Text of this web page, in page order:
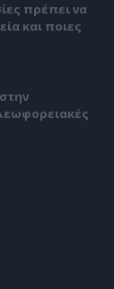
πρέπει να
και ποιες